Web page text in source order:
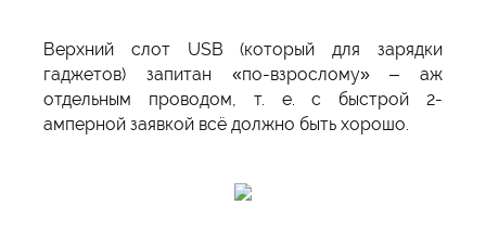
Верхний слот USB (который для зарядки
гаджетов) запитан «по-взрослому» – аж
отдельным проводом, т. е. с быстрой 2-
амперной заявкой всё должно быть хорошо.